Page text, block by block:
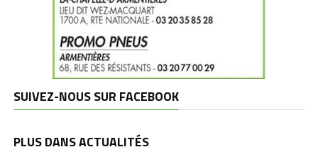
SUIVEZ-NOUS SUR FACEBOOK
PLUS DANS ACTUALITÉS